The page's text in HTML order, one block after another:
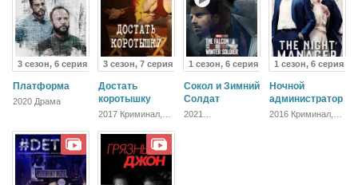
3 сезон, 6 серия
Платформа
2020 Драма
3 сезон, 7 серия
Достать
коротышку
2017 Криминал,
Зарубежный
1 сезон, 6 серия
Сокол и Зимний
Солдат
2021
1 сезон, 6 серия
Ночной
администратор
2016 Криминал,